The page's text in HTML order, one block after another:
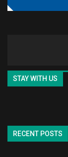
STAY WITH US
RECENT POSTS